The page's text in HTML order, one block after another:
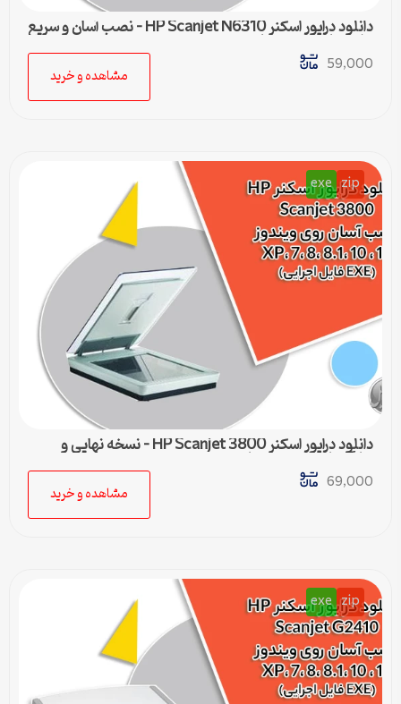
دانلود درایور اسکنر HP Scanjet N6310 – نصب آسان و سریع
برای تمامی ویندوزها
59,000
مشاهده و خرید
zip
exe
دانلود درایور اسکنر HP Scanjet 3800 – نسخه نهایی و
سازگار با تمام ویندوزها
69,000
مشاهده و خرید
zip
exe